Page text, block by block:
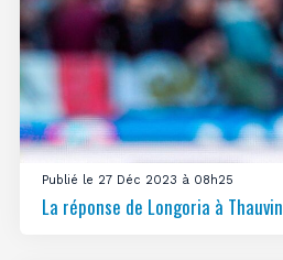
Publié le 27 Déc 2023 à 08h25
La réponse de Longoria à Thauvin